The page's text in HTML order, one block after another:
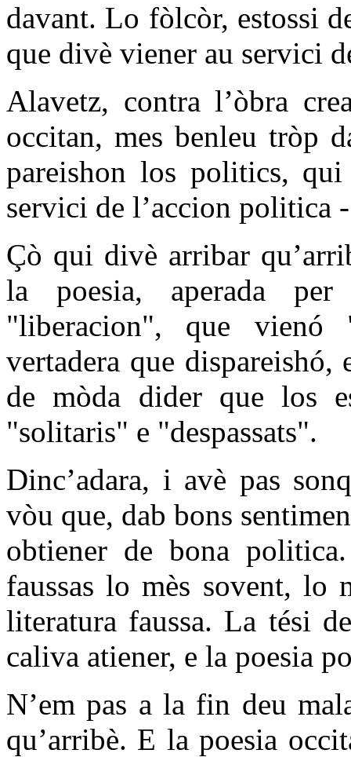
davant. Lo fòlcòr, estossi
que divè viener au servici
Alavetz, contra l’òbra
occitan, mes benleu tròp
pareishon los politics,
servici de l’accion politica
Çò qui divè arribar
la poesia, aperada
"liberacion", que vienó
vertadera que dispareishó,
de mòda dider que los
"solitaris" e "despassats".
Dinc’adara, i avè pas
vòu que, dab bons
obtiener de bona
faussas lo mès sovent, lo
literatura faussa. La tési
caliva atiener, e la poesia
N’em pas a la fin deu
qu’arribè. E la poesia